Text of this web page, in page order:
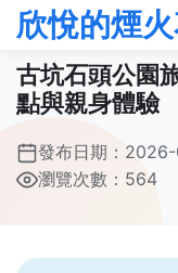
欣悅的煙
古坑石頭公園
點與親身體驗
發布日期：
瀏覽次數：564